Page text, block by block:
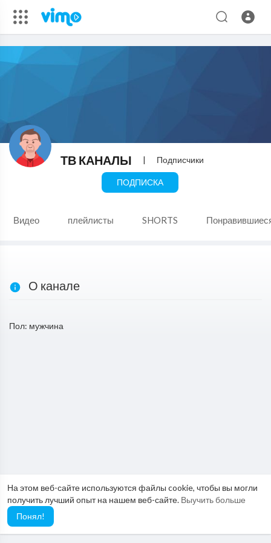
На этом веб-сайте используются файлы cookie, чтобы вы могли
получить лучший опыт на нашем веб-сайте. Выучить больше
Понял!
ТВ КАНАЛЫ | Подписчики
ПОДПИСКА
Видео плейлисты SHORTS
О канале
Пол: мужчина